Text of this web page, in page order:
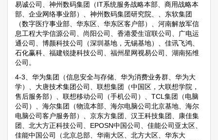
易诚公司、神州数码集团（IT系统服务战略本部、商用战略本
部、企业网络事业部）、神州数码集团研究院、、东软集团
（数字医疗事业部、华东区、华东区客户部）、河南解放军信
息工程大学信源公司、尚阳公司、香港爱生谊联公司、广电运
通公司、博颜科技公司（深圳基地，无锡基地）、佳讯飞鸿、
石化赢科、福建锐捷科技公司、福州星网视易公司、湖南拓维
公司。
4-3、华为集团（信息安全与存储、华为消费业务群、华为大
学）、大唐技术集团公司、联想集团（中国区，大联想学院，
售后服务部）、联想移动公司（手机公司）、TCL集团（电脑
公司）、海尔集团（物流本部、海尔电脑公司北京基地、海尔
电脑公司客户服务部）、京东方集团、汉王科技集团、康佳集
团、北大方正科技公司、EPOSN中国公司、佳能公司亚太区、
佳能中国公司（北京总部、华南大区、北方大区、华东大